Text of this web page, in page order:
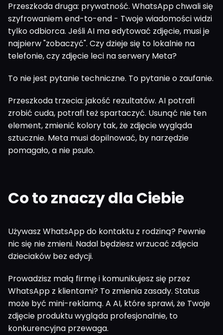
Przeszkoda druga: prywatność. WhatsApp chwali się
szyfrowaniem end-to-end - Twoje wiadomości widzi
tylko odbiorca. Jeśli AI ma edytować zdjęcie, musi je
najpierw "zobaczyć". Czy dzieje się to lokalnie na
telefonie, czy zdjęcie leci na serwery Meta?
To nie jest pytanie techniczne. To pytanie o zaufanie.
Przeszkoda trzecia: jakość rezultatów. AI potrafi
zrobić cuda, potrafi też spartaczyć. Usunąć nie ten
element, zmienić kolory tak, że zdjęcie wygląda
sztucznie. Meta musi dopilnować, by narzędzie
pomagało, a nie psuło.
Co to znaczy dla Ciebie
Używasz WhatsApp do kontaktu z rodziną? Pewnie
nic się nie zmieni. Nadal będziesz wrzucać zdjęcia
dzieciaków bez edycji.
Prowadzisz małą firmę i komunikujesz się przez
WhatsApp z klientami? To zmienia zasady. Status
może być mini-reklamą. A AI, które sprawi, że Twoje
zdjęcie produktu wygląda profesjonalnie, to
konkurencyjna przewaga.